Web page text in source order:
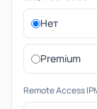
Нет
Premium
Remote Access